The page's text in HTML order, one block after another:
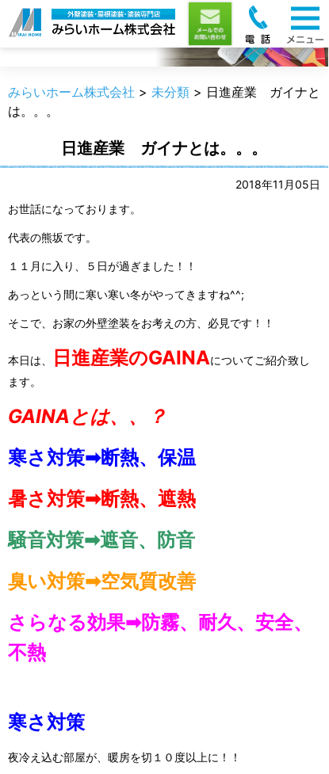
職人のうんちく
みらいホーム株式会社 > 未分類 > 日進産業 ガイナと
は。。。
日進産業 ガイナとは。。。
2018年11月05日
お世話になっております。
代表の熊坂です。
１１月に入り、５日が過ぎました！！
あっという間に寒い寒い冬がやってきますね^^;
そこで、お家の外壁塗装をお考えの方、必見です！！
本日は、 日進産業のGAINAについてご紹介致し
ます。
GAINAとは、、？
寒さ対策➡断熱、保温
暑さ対策➡断熱、遮熱
騒音対策➡遮音、防音
臭い対策➡空気質改善
さらなる効果➡防霧、耐久、安全、
不熱
寒さ対策
夜冷え込む部屋が、暖房を切１０度以上に！！